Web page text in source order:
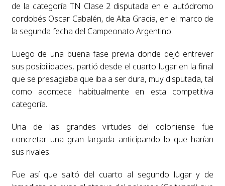
de la categoría TN Clase 2 disputada en el autódromo
cordobés Oscar Cabalén, de Alta Gracia, en el marco de
la segunda fecha del Campeonato Argentino.
Luego de una buena fase previa donde dejó entrever
sus posibilidades, partió desde el cuarto lugar en la final
que se presagiaba que iba a ser dura, muy disputada, tal
como acontece habitualmente en esta competitiva
categoría.
Una de las grandes virtudes del coloniense fue
concretar una gran largada anticipando lo que harían
sus rivales.
Fue así que saltó del cuarto al segundo lugar y de